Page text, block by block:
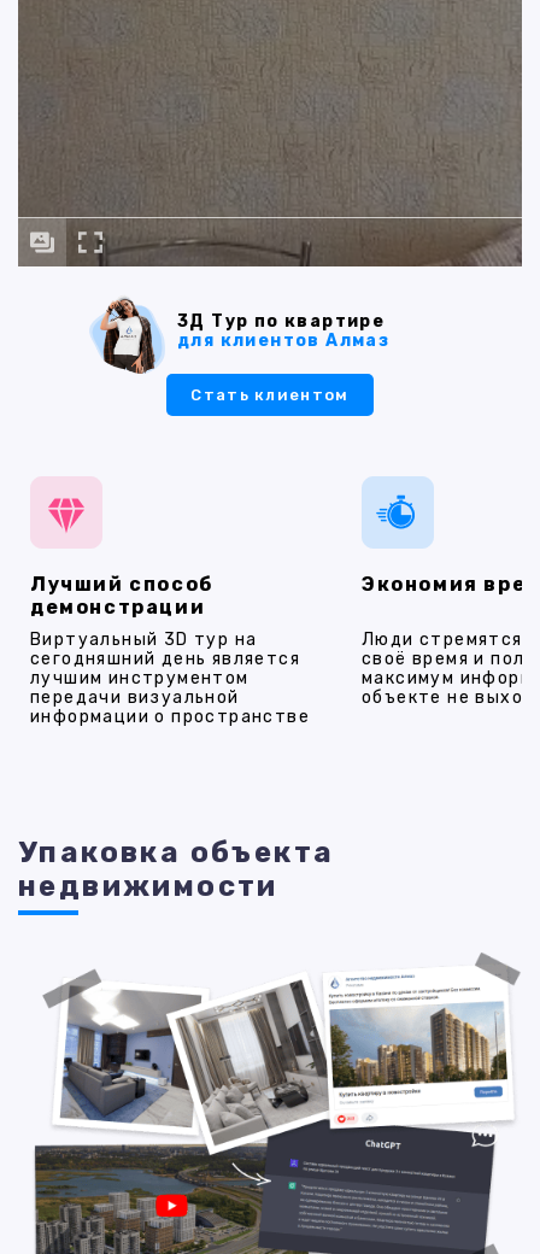
3Д Тур по квартире
для клиентов Алмаз
Стать клиентом
Лучший способ
демонстрации
Виртуальный 3D тур на
сегодняшний день является
лучшим инструментом
передачи визуальной
информации о пространстве
Экономия
Люди стремятся
своё время и
максимум
объекте не
Упаковка объекта
недвижимости